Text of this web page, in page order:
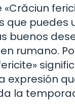
que puedes
buenos
rumano.
expresión
la